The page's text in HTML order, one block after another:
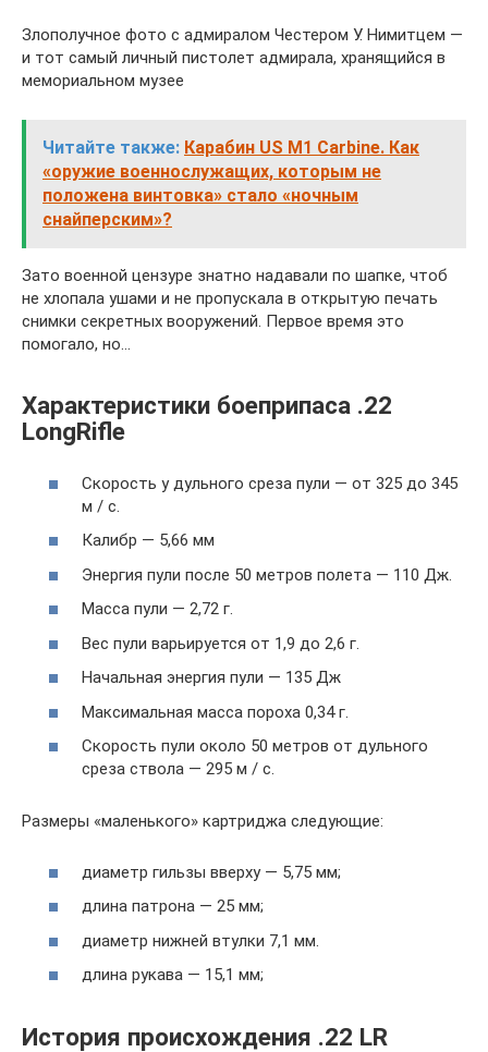
Злополучное фото с адмиралом Честером У. Нимитцем —
и тот самый личный пистолет адмирала, хранящийся в
мемориальном музее
Читайте также: Карабин US M1 Carbine. Как
«оружие военнослужащих, которым не
положена винтовка» стало «ночным
снайперским»?
Зато военной цензуре знатно надавали по шапке, чтоб
не хлопала ушами и не пропускала в открытую печать
снимки секретных вооружений. Первое время это
помогало, но…
Характеристики боеприпаса .22
LongRifle
Скорость у дульного среза пули — от 325 до 345
м / с.
Калибр — 5,66 мм
Энергия пули после 50 метров полета — 110 Дж.
Масса пули — 2,72 г.
Вес пули варьируется от 1,9 до 2,6 г.
Начальная энергия пули — 135 Дж
Максимальная масса пороха 0,34 г.
Скорость пули около 50 метров от дульного
среза ствола — 295 м / с.
Размеры «маленького» картриджа следующие:
диаметр гильзы вверху — 5,75 мм;
длина патрона — 25 мм;
диаметр нижней втулки 7,1 мм.
длина рукава — 15,1 мм;
История происхождения .22 LR